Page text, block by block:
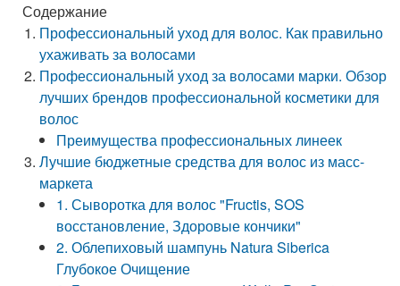
Содержание
Профессиональный уход для волос. Как правильно
ухаживать за волосами
Профессиональный уход за волосами марки. Обзор
лучших брендов профессиональной косметики для
волос
Преимущества профессиональных линеек
Лучшие бюджетные средства для волос из масс-
маркета
1. Сыворотка для волос "Fructis, SOS
восстановление, Здоровые кончики"
2. Облепиховый шампунь Natura Siberica
Глубокое Очищение